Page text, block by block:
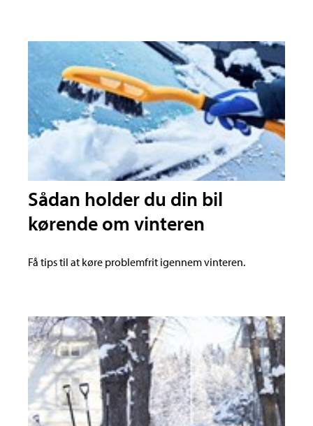
Sådan holder du din bil
kørende om vinteren
Få tips til at køre problemfrit igennem vinteren.